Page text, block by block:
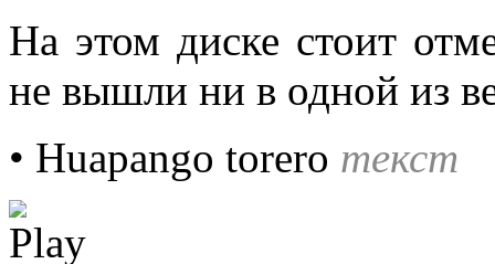
На этом диске стоит
не вышли ни в одной из
• Huapango torero текст